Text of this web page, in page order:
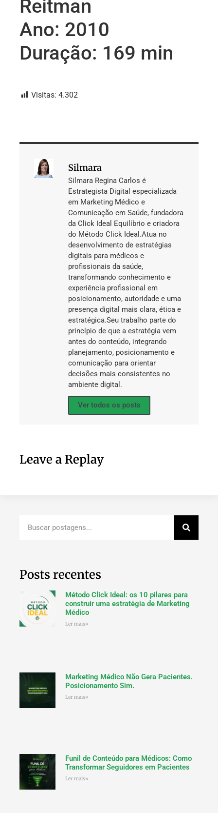
Reitman
Ano: 2010
Duração: 169 min
Visitas: 4.302
Silmara
Silmara Regina Carlos é
Estrategista Digital especializada
em Marketing Médico e
Comunicação em Saúde, fundadora
da Click Ideal Equilíbrio e criadora
do Método Click Ideal.Atua no
desenvolvimento de estratégias
digitais para médicos e
profissionais da saúde,
transformando conhecimento e
experiência profissional em
posicionamento, autoridade e uma
presença digital mais clara, ética e
estratégica.Seu trabalho parte do
princípio de que a estratégia vem
antes do conteúdo, integrando
planejamento, posicionamento e
comunicação para orientar
decisões mais consistentes no
ambiente digital.
Ver todos os posts
Leave a Replay
Posts recentes
Método Click Ideal: os 10 pilares para
construir uma estratégia de Marketing
Médico
Ler mais»
Marketing Médico Não Gera Pacientes.
Posicionamento Sim.
Ler mais»
Funil de Conteúdo para Médicos: Como
Transformar Seguidores em Pacientes
Ler mais»